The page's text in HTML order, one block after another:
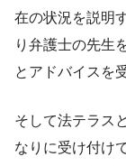
在の状況を説明
り弁護士の先生
とアドバイスを
そして法テラス
なりに受け付け